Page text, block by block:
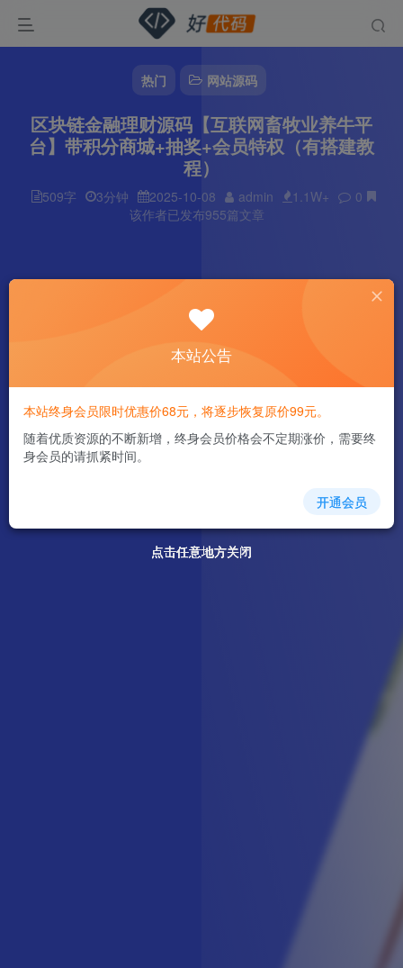
热门 网站源码
区块链金融理财源码【互联网畜牧业养牛平
台】带积分商城+抽奖+会员特权（有搭建教
程）
509字 3分钟 2025-10-08 admin 1.1W+
0
该作者已发布955篇文章
点击任意地方关闭
点击任意地方关闭
点击任意地方关闭
点击任意地方关闭
本站公告
本站终身会员限时优惠价68元，将逐步恢复原价99元。
随着优质资源的不断新增，终身会员价格会不定期涨价，需要终
身会员的请抓紧时间。
开通会员